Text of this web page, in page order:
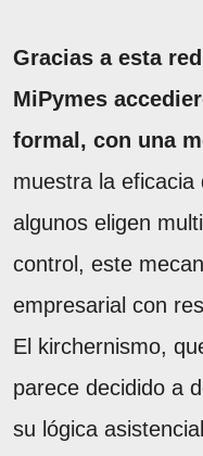
Gracias a esta
MiPymes
formal, con una
muestra la
algunos eligen
control, este
empresarial con
El kirchernismo,
parece decidido a
su lógica